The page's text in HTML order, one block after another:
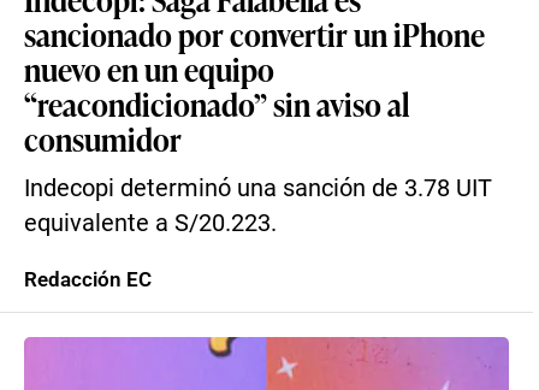
sancionado por convertir un iPhone
nuevo en un equipo
“reacondicionado” sin aviso al
consumidor
Indecopi determinó una sanción de 3.78 UIT
equivalente a S/20.223.
Redacción EC